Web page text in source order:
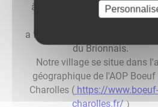
à Iguerande. Depuis le 18e
l'élevage bovin
a façonné le bocage
du Brionnais.
Notre village se situe dans
géographique de l'AOP Boeuf
Charolles ( https://
charolles.fr/)